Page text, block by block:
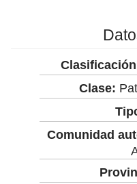
Clase:
Comunidad